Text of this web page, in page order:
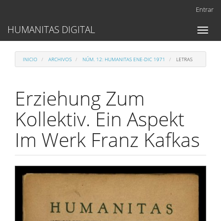
Contenido
principal
lateral
Entrar
Toggle
HUMANITAS DIGITAL
INICIO ARCHIVOS NÚM. 12: HUMANITAS ENE-DIC 1971 LETRAS
Erziehung Zum
Kollektiv. Ein Aspekt
Im Werk Franz Kafkas
Barra
del